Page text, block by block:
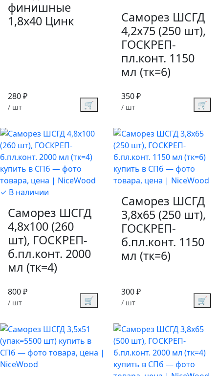
финишные
1,8х40 Цинк
280 ₽
/ шт 🛒
Саморез ШСГД
4,2х75 (250 шт),
ГОСКРЕП-
пл.конт. 1150
мл (тк=6)
350 ₽
/ шт 🛒
✓ В наличии
Саморез ШСГД
4,8х100 (260
шт), ГОСКРЕП-
б.пл.конт. 2000
мл (тк=4)
800 ₽
/ шт 🛒
Саморез ШСГД
3,8х65 (250 шт),
ГОСКРЕП-
б.пл.конт. 1150
мл (тк=6)
300 ₽
/ шт 🛒